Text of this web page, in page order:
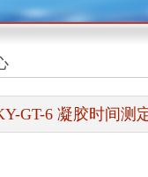
GT-6 凝胶时间测